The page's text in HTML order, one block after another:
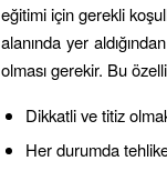
eğitimi için gerekli
alanında yer
olması gerekir. Bu
Dikkatli ve titiz
Her durumda